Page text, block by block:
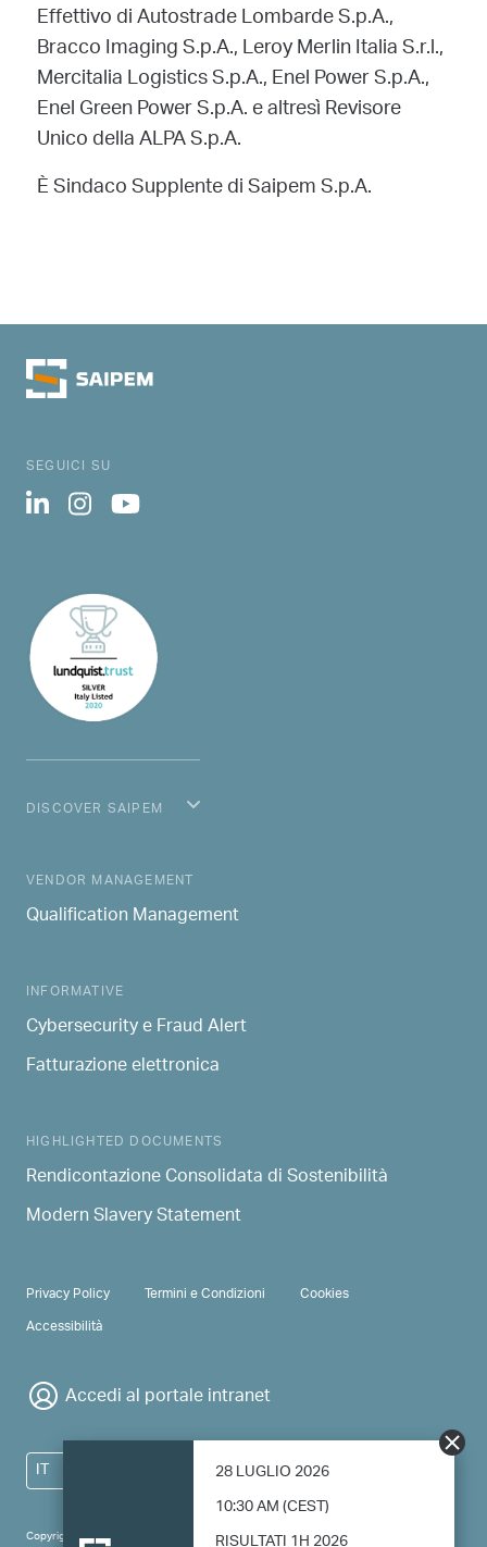
Effettivo di Autostrade Lombarde S.p.A.,
Bracco Imaging S.p.A., Leroy Merlin Italia S.r.l.,
Mercitalia Logistics S.p.A., Enel Power S.p.A.,
Enel Green Power S.p.A. e altresì Revisore
Unico della ALPA S.p.A.
È Sindaco Supplente di Saipem S.p.A.
28 LUGLIO 2026
10:30 AM (CEST)
SEGUICI SU
DISCOVER SAIPEM
MAIN NAVIGATION
VENDOR MANAGEMENT
Qualification Management
INFORMATIVE
Cybersecurity e Fraud Alert
Fatturazione elettronica
HIGHLIGHTED DOCUMENTS
Rendicontazione Consolidata di Sostenibilità
Modern Slavery Statement
Copyright 2024 Saipem - All right reserved
PRIVACY & TERMS
Privacy Policy Termini e Condizioni
Cookies
Accessibilità
Accedi al portale intranet
IT